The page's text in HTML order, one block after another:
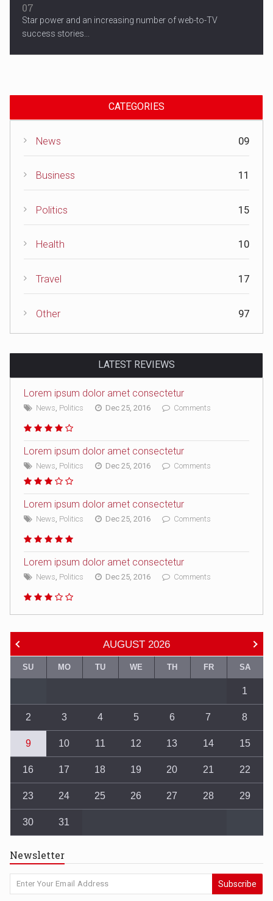
07
Star power and an increasing number of web-to-TV
success stories...
CATEGORIES
News 09
Business 11
Politics 15
Health 10
Travel 17
Other 97
LATEST REVIEWS
Lorem ipsum dolor amet consectetur
News Politics Dec 25, 2016 Comments
Lorem ipsum dolor amet consectetur
News Politics Dec 25, 2016 Comments
Lorem ipsum dolor amet consectetur
News Politics Dec 25, 2016 Comments
Lorem ipsum dolor amet consectetur
News Politics Dec 25, 2016 Comments
AUGUST 2026
SU MO TU WE TH FR SA
1
2 3 4 5 6 7 8
9 10 11 12 13 14 15
16 17 18 19 20 21 22
23 24 25 26 27 28 29
30 31
Newsletter
Subscribe